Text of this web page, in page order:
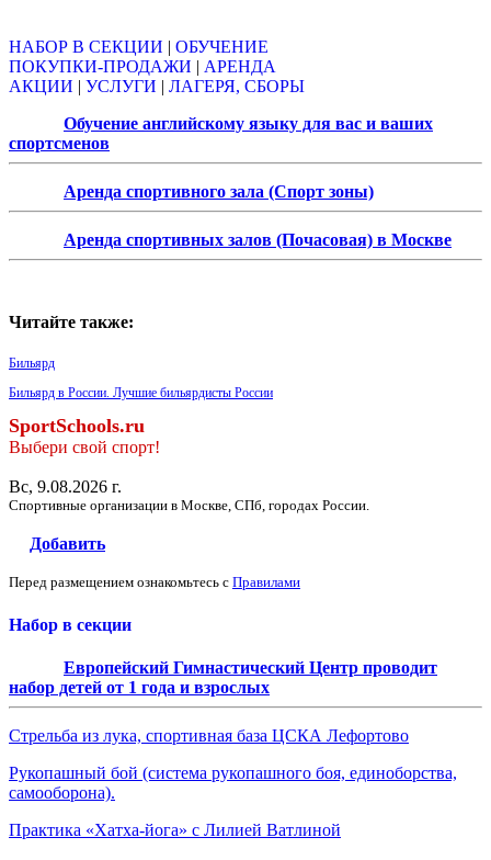
НАБОР В СЕКЦИИ | ОБУЧЕНИЕ
ПОКУПКИ-ПРОДАЖИ | АРЕНДА
АКЦИИ | УСЛУГИ | ЛАГЕРЯ, СБОРЫ
Обучение английскому языку для вас и ваших
спортсменов
Аренда спортивного зала (Спорт зоны)
Аренда спортивных залов (Почасовая) в Москве
Читайте также:
Бильярд
Бильярд в России. Лучшие бильярдисты России
SportSchools.ru
Выбери свой спорт!
Вс, 9.08.2026 г.
Спортивные организации в Москве, СПб, городах России.
Добавить
Перед размещением ознакомьтесь с Правилами
Набор в секции
Европейский Гимнастический Центр проводит
набор детей от 1 года и взрослых
Стрельба из лука, спортивная база ЦСКА Лефортово
Рукопашный бой (система рукопашного боя, единоборства,
самооборона).
Практика «Хатха-йога» с Лилией Ватлиной